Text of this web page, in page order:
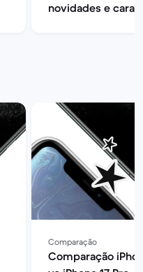
novidades e
Comparação
Comparação